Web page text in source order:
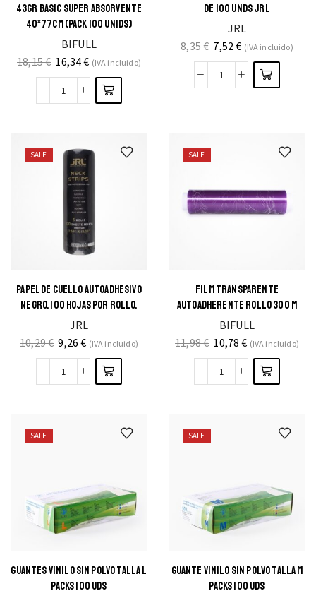
43GR BASIC SUPER ABSORVENTE
40*77CM (PACK 100 UNIDS)
BIFULL
18,15€ 16,34€ (IVA incluido)
DE 100 UNDS JRL
JRL
8,35€ 7,52€ (IVA incluido)
SALE
PAPEL DE CUELLO AUTOADHESIVO
NEGRO. 100 HOJAS POR ROLLO.
JRL
10,29€ 9,26€ (IVA incluido)
SALE
FILM TRANSPARENTE
AUTOADHERENTE ROLLO 300 M
BIFULL
11,98€ 10,78€ (IVA incluido)
SALE
GUANTES VINILO SIN POLVO TALLA L
PACKS 100 UDS
SALE
GUANTE VINILO SIN POLVO TALLA M
PACKS 100 UDS